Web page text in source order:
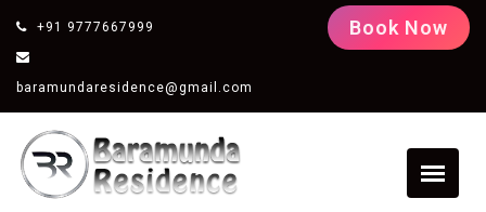
+91 9777667999
baramundaresidence@gmail.com
Book Now